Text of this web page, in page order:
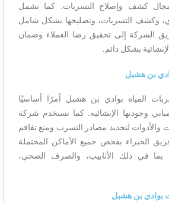
مجال كشف وإصلاح التسربات. كما تشمل
وكشف التسربات، وتصليحها بشكل شامل
الشركة إلى تحقيق رضا العملاء وضمان
بشكل دائم.
بن هشبل
المياه بوادي بن هشبل أمرًا أساسيًا
وجودتها الإنشائية. كما تستخدم شركة
والأدوات لتحديد مصادر التسرب ومنع تفاقم
الخبراء بفحص جميع الأماكن المحتملة
بما في ذلك الأنابيب، والصرف الصحي،
بوادي بن هشبل